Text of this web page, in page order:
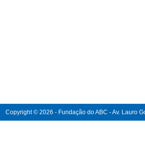
Copyright © 2026 - Fundação do ABC - Av. Lauro